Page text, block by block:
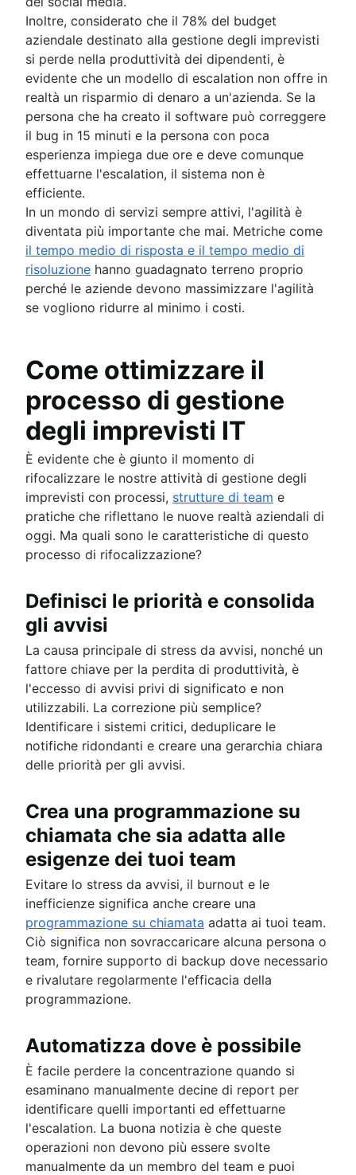
Inoltre, considerato che il 78% del budget
aziendale destinato alla gestione degli imprevisti
si perde nella produttività dei dipendenti, è
evidente che un modello di escalation non offre in
realtà un risparmio di denaro a un'azienda. Se la
persona che ha creato il software può correggere
il bug in 15 minuti e la persona con poca
esperienza impiega due ore e deve comunque
effettuarne l'escalation, il sistema non è
efficiente.
In un mondo di servizi sempre attivi, l'agilità è
diventata più importante che mai. Metriche come
il tempo medio di risposta e il tempo medio di
risoluzione hanno guadagnato terreno proprio
perché le aziende devono massimizzare l'agilità
se vogliono ridurre al minimo i costi.
Come ottimizzare il
processo di gestione
degli imprevisti IT
È evidente che è giunto il momento di
rifocalizzare le nostre attività di gestione degli
imprevisti con processi, strutture di team e
pratiche che riflettano le nuove realtà aziendali di
oggi. Ma quali sono le caratteristiche di questo
processo di rifocalizzazione?
Definisci le priorità e consolida
gli avvisi
La causa principale di stress da avvisi, nonché un
fattore chiave per la perdita di produttività, è
l'eccesso di avvisi privi di significato e non
utilizzabili. La correzione più semplice?
Identificare i sistemi critici, deduplicare le
notifiche ridondanti e creare una gerarchia chiara
delle priorità per gli avvisi.
Crea una programmazione su
chiamata che sia adatta alle
esigenze dei tuoi team
Evitare lo stress da avvisi, il burnout e le
inefficienze significa anche creare una
programmazione su chiamata adatta ai tuoi team.
Ciò significa non sovraccaricare alcuna persona o
team, fornire supporto di backup dove necessario
e rivalutare regolarmente l'efficacia della
programmazione.
Automatizza dove è possibile
È facile perdere la concentrazione quando si
esaminano manualmente decine di report per
identificare quelli importanti ed effettuarne
l'escalation. La buona notizia è che queste
operazioni non devono più essere svolte
manualmente da un membro del team e puoi